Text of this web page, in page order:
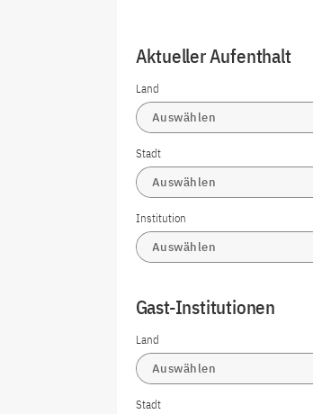
Aktueller Aufenthalt
Land
Auswählen
Stadt
Auswählen
Institution
Auswählen
Gast-Institutionen
Land
Auswählen
Stadt